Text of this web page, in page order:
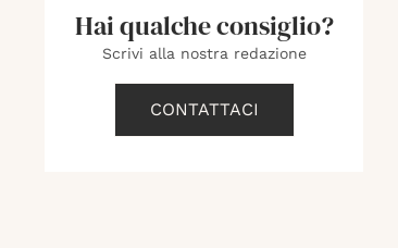
Hai qualche consiglio?
Scrivi alla nostra redazione
CONTATTACI